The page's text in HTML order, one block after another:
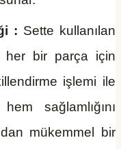
: Sette kullanılan
her bir parça için
işlemi ile
sağlamlığını
mükemmel bir